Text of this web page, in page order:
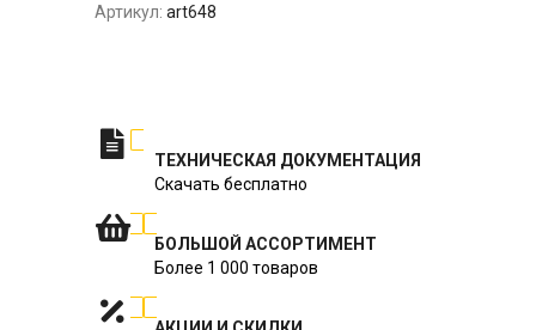
Артикул: art648
ТЕХНИЧЕСКАЯ ДОКУМЕНТАЦИЯ
Скачать бесплатно
БОЛЬШОЙ АССОРТИМЕНТ
Более 1 000 товаров